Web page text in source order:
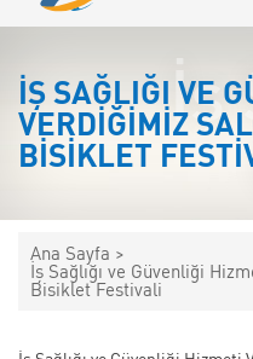
İŞ SAĞLIĞI VE
VERDIĞIMIZ
BISIKLET
İş
Ana Sayfa >
İş Sağlığı ve Güvenliği
Bisiklet Festivali